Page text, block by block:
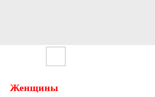
Женщины